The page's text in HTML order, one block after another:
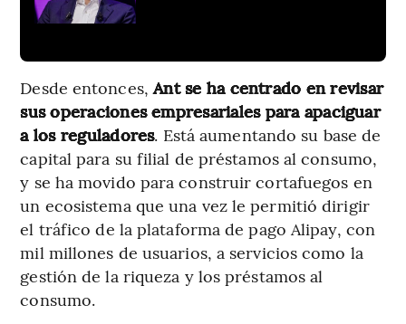
Desde entonces, Ant se ha centrado en revisar
sus operaciones empresariales para apaciguar
a los reguladores. Está aumentando su base de
capital para su filial de préstamos al consumo,
y se ha movido para construir cortafuegos en
un ecosistema que una vez le permitió dirigir
el tráfico de la plataforma de pago Alipay, con
mil millones de usuarios, a servicios como la
gestión de la riqueza y los préstamos al
consumo.